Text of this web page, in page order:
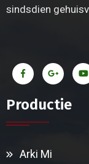
sindsdien
Productie
Arki Mi